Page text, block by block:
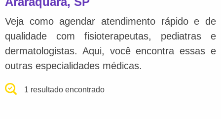
Veja como agendar atendimento rápido e de
qualidade com fisioterapeutas, pediatras e
dermatologistas. Aqui, você encontra essas e
outras especialidades médicas.
1 resultado encontrado